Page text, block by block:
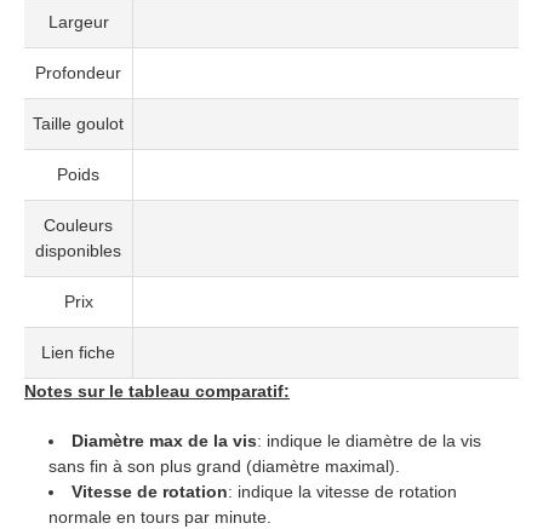
Largeur
Profondeur
Taille goulot
Poids
Couleurs
disponibles
Prix
Lien fiche
Notes sur le tableau comparatif:
Diamètre max de la vis: indique le diamètre de la vis
sans fin à son plus grand (diamètre maximal).
Vitesse de rotation: indique la vitesse de rotation
normale en tours par minute.